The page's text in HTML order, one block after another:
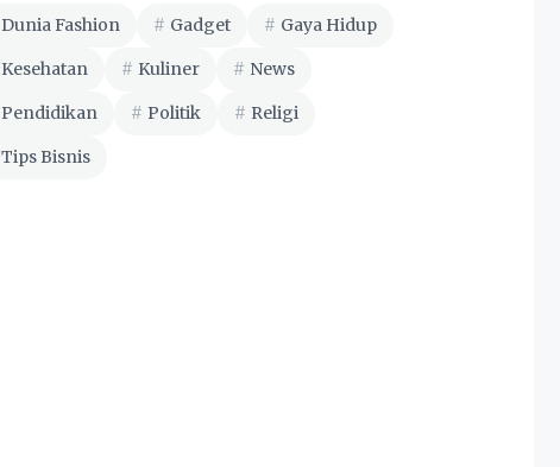
Dunia Fashion Gadget Gaya Hidup
Kesehatan Kuliner News
Pendidikan Politik Religi
Tips Bisnis